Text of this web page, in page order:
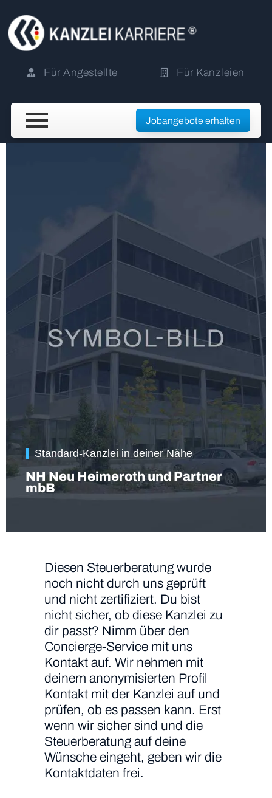
Für Angestellte Für Kanzleien
Jobangebote erhalten
Standard-Kanzlei in deiner Nähe
NH Neu Heimeroth und Partner
mbB
Diesen Steuerberatung wurde
noch nicht durch uns geprüft
und nicht zertifiziert. Du bist
nicht sicher, ob diese Kanzlei zu
dir passt? Nimm über den
Concierge-Service mit uns
Kontakt auf. Wir nehmen mit
deinem anonymisierten Profil
Kontakt mit der Kanzlei auf und
prüfen, ob es passen kann. Erst
wenn wir sicher sind und die
Steuerberatung auf deine
Wünsche eingeht, geben wir die
Kontaktdaten frei.